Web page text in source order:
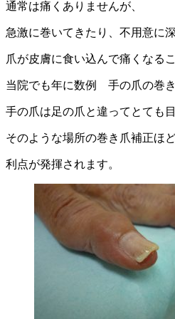
通常は痛くありませんが、
急激に巻いてきたり、不用意に
爪が皮膚に食い込んで痛くなる
当院でも年に数例 手の爪の巻
手の爪は足の爪と違ってとても
そのような場所の巻き爪補正ほ
利点が発揮されます。